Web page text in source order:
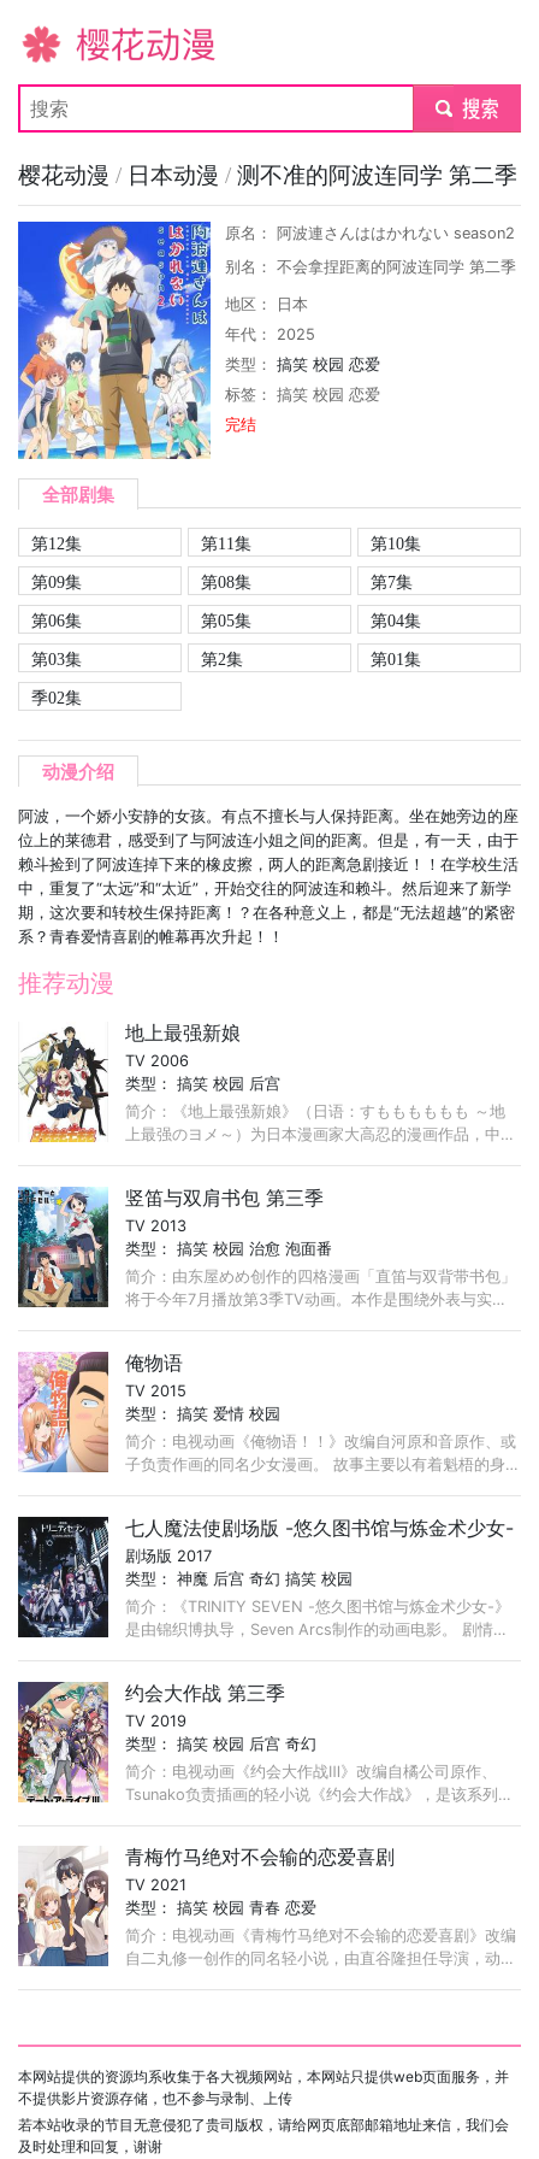
樱花动漫
submit
樱花动漫 / 日本动漫 / 测不准的阿波连同学 第二季
原名： 阿波連さんははかれない season2
别名： 不会拿捏距离的阿波连同学 第二季
地区： 日本
年代： 2025
类型：搞笑 校园 恋爱
标签：搞笑 校园 恋爱
完结
全部剧集
第12集 第11集
第10集
第09集
第08集
第7集
第06集
第05集
第04集
第03集
第2集
第01集
季02集
动漫介绍
阿波，一个娇小安静的女孩。有点不擅长与人保持距离。坐在她旁边的座
位上的莱德君，感受到了与阿波连小姐之间的距离。但是，有一天，由于
赖斗捡到了阿波连掉下来的橡皮擦，两人的距离急剧接近！！在学校生活
中，重复了“太远”和“太近”，开始交往的阿波连和赖斗。然后迎来了新学
期，这次要和转校生保持距离！？在各种意义上，都是“无法超越”的紧密
系？青春爱情喜剧的帷幕再次升起！！
推荐动漫
地上最强新娘
TV 2006
类型：搞笑 校园 后宫
简介：《地上最强新娘》（日语：すもももももも ～地
上最强のヨメ～）为日本漫画家大高忍的漫画作品，中文
竖笛与双肩书包 第三季
TV 2013
类型：搞笑 校园 治愈 泡面番
简介：由东屋めめ创作的四格漫画「直笛与双背带书包」
将于今年7月播放第3季TV动画。本作是围绕外表与实际
俺物语
TV 2015
类型：搞笑 爱情 校园
简介：电视动画《俺物语！！》改编自河原和音原作、或
子负责作画的同名少女漫画。 故事主要以有着魁梧的身
七人魔法使剧场版 -悠久图书馆与炼金术少女-
剧场版 2017
类型：神魔 后宫 奇幻 搞笑 校园
简介：《TRINITY SEVEN -悠久图书馆与炼金术少女-》
是由锦织博执导，Seven Arcs制作的动画电影。 剧情为
事。 ...
约会大作战 第三季
TV 2019
类型：搞笑 校园 后宫 奇幻
简介：电视动画《约会大作战Ⅲ》改编自橘公司原作、
Tsunako负责插画的轻小说《约会大作战》，是该系列电
青梅竹马绝对不会输的恋爱喜剧
TV 2021
类型：搞笑 校园 青春 恋爱
简介：电视动画《青梅竹马绝对不会输的恋爱喜剧》改编
自二丸修一创作的同名轻小说，由直谷隆担任导演，动画
本网站提供的资源均系收集于各大视频网站，本网站只提供web页面服务，并
不提供影片资源存储，也不参与录制、上传
若本站收录的节目无意侵犯了贵司版权，请给网页底部邮箱地址来信，我们会
及时处理和回复，谢谢